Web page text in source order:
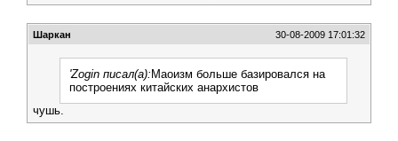
Шаркан 30-08-2009 17:01:32
'Zogin писал(а): Маоизм больше базировался на
построениях китайских анархистов
чушь.